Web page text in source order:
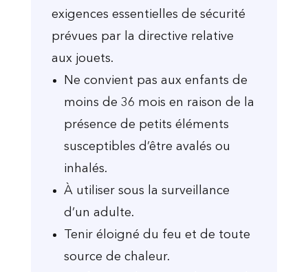
exigences essentielles de sécurité
prévues par la directive relative
aux jouets.
Ne convient pas aux enfants de
moins de 36 mois en raison de la
présence de petits éléments
susceptibles d’être avalés ou
inhalés.
À utiliser sous la surveillance
d’un adulte.
Tenir éloigné du feu et de toute
source de chaleur.